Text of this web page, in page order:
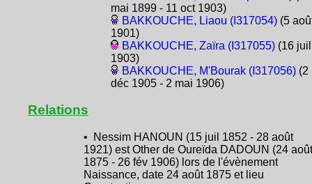
mai 1899 - 11 oct 1903)
BAKKOUCHE, Liaou (I317054)(5
1901)
BAKKOUCHE, Zaïra (I317055)(16 juil
1903)
BAKKOUCHE, M'Bourak (I317056)(2
déc 1905 - 2 mai 1906)
Relations
• Nessim HANOUN (15 juil 1852 - 28 août
1921) est Other de Oureïda DADOUN (24 août
1875 - 26 fév 1906) lors de l'évènement
Naissance, date 24 août 1875 et lieu